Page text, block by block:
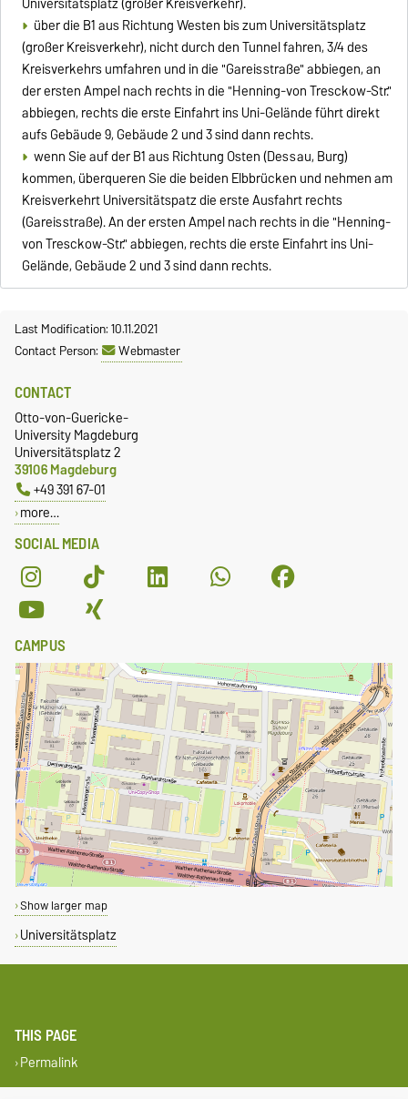
über die B1 aus Richtung Westen bis zum Universitätsplatz
(großer Kreisverkehr), nicht durch den Tunnel fahren, 3/4 des
Kreisverkehrs umfahren und in die "Gareisstraße" abbiegen, an
der ersten Ampel nach rechts in die "Henning-von Tresckow-Str."
abbiegen, rechts die erste Einfahrt ins Uni-Gelände führt direkt
aufs Gebäude 9, Gebäude 2 und 3 sind dann rechts.
wenn Sie auf der B1 aus Richtung Osten (Dessau, Burg)
kommen, überqueren Sie die beiden Elbbrücken und nehmen am
Kreisverkehrt Universitätspatz die erste Ausfahrt rechts
(Gareisstraße). An der ersten Ampel nach rechts in die "Henning-
von Tresckow-Str." abbiegen, rechts die erste Einfahrt ins Uni-
Gelände, Gebäude 2 und 3 sind dann rechts.
Last Modification: 10.11.2021
Contact Person:
Webmaster
SOCIAL MEDIA
CONTACT
Otto-von-Guericke-
University Magdeburg
Universitätsplatz 2
39106 Magdeburg
+49 391 67-01
more…
CAMPUS
Show larger map
Universitätsplatz
THIS PAGE
Permalink